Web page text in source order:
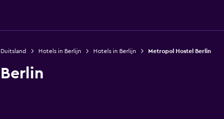
Hotels in Berlijn Hotels in Berlijn Metropol Hostel Berlin